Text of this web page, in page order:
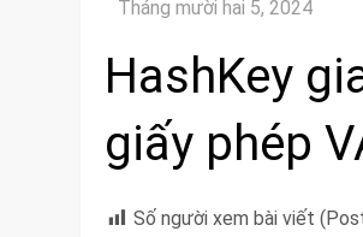
HashKey
giấy phép
Số người xem bài viết